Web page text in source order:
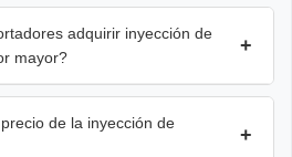
adquirir inyección de
mayor?
+
de la inyección de
+